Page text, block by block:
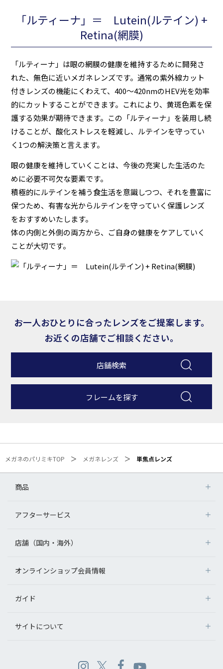
「ルティーナ」＝ Lutein(ルテイン) +
Retina(網膜)
「ルティーナ」は眼の網膜の健康を維持するために開発さ
れた、無色に近いメガネレンズです。通常の紫外線カット
付きレンズの機能にくわえて、400～420nmのHEV光を効率
的にカットすることができます。これにより、黄斑色素を保
護する効果が期待できます。この「ルティーナ」を装用し続
けることが、酸化ストレスを軽減し、ルテインを守ってい
く1つの解決策と言えます。
眼の健康を維持していくことは、今後の充実した生活のた
めに必要不可欠な要素です。
積極的にルテインを補う食生活を意識しつつ、それを豊富に
保つため、有害な光からルテインを守っていく保護レンズ
をおすすめいたします。
体の内側と外側の両方から、ご自身の健康をケアしていく
ことが大切です。
お一人おひとりに合ったレンズをご提案します。
お近くの店舗でご相談ください。
店舗検索
フレームを探す
メガネのパリミキTOP メガネレンズ 単焦点レンズ
商品
アフターサービス
店舗（国内・海外）
オンラインショップ会員情報
ガイド
サイトについて